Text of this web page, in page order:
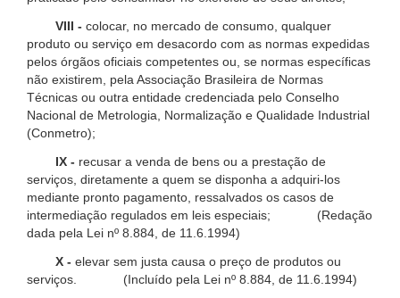
VIII - colocar, no mercado de consumo, qualquer
produto ou serviço em desacordo com as normas expedidas
pelos órgãos oficiais competentes ou, se normas específicas
não existirem, pela Associação Brasileira de Normas
Técnicas ou outra entidade credenciada pelo Conselho
Nacional de Metrologia, Normalização e Qualidade Industrial
(Conmetro);
IX - recusar a venda de bens ou a prestação de
serviços, diretamente a quem se disponha a adquiri-los
mediante pronto pagamento, ressalvados os casos de
intermediação regulados em leis especiais; (Redação
dada pela Lei nº 8.884, de 11.6.1994)
X - elevar sem justa causa o preço de produtos ou
serviços. (Incluído pela Lei nº 8.884, de 11.6.1994)